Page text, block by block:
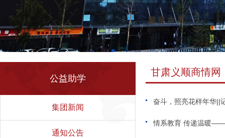
公益助学
集团新闻
通知公告
甘肃义顺商情网
奋斗，照亮花样年华||
情系教育 传递温暖——